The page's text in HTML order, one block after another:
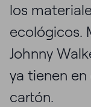
los
ecológicos.
Johnny
ya tienen
cartón.